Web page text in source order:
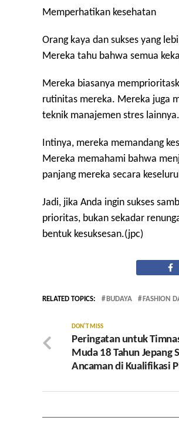
Memperhatikan kesehatan
Orang kaya dan sukses yang
Mereka tahu bahwa semua
Mereka biasanya
rutinitas mereka. Mereka juga
teknik manajemen stres lainnya.
Intinya, mereka memandang
Mereka memahami bahwa
panjang mereka secara
Jadi, jika Anda ingin sukses
prioritas, bukan sekadar
bentuk kesuksesan.(jpc)
RELATED TOPICS: BUDAYA FASHION
DON'T MISS
Peringatan untuk
Muda 18 Tahun Jepang
Ancaman di Kualifikasi